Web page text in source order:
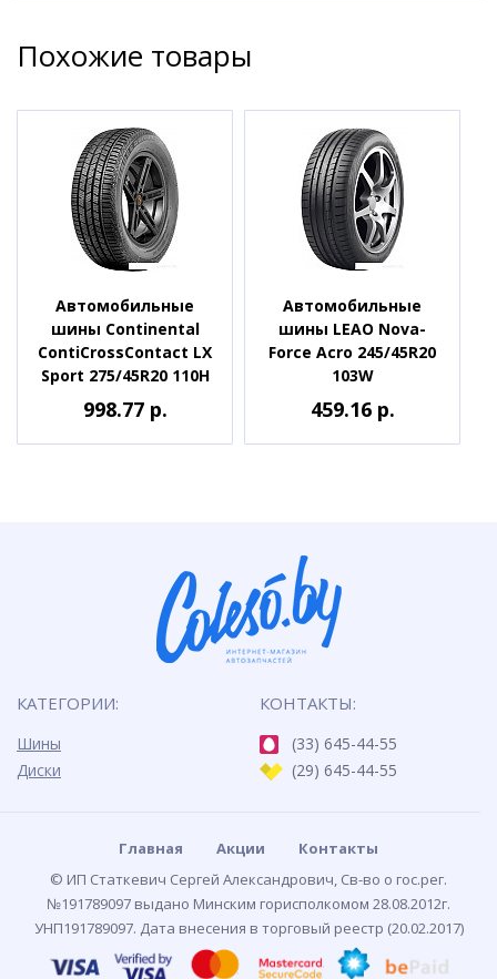
Похожие товары
Автомобильные
шины Continental
ContiCrossContact LX
Sport 275/45R20 110H
998.77 р.
Автомобильные
шины LEAO Nova-
Force Acro 245/45R20
103W
459.16 р.
КАТЕГОРИИ:
Шины
Диски
КОНТАКТЫ:
(33) 645-44-55
(29) 645-44-55
Главная Акции
Контакты
© ИП Статкевич Сергей Александрович, Св-во о гос.рег.
№191789097 выдано Минским горисполкомом 28.08.2012г.
УНП191789097. Дата внесения в торговый реестр (20.02.2017)